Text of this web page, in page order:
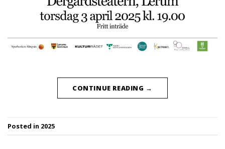
CONTINUE READING →
Posted in 2025